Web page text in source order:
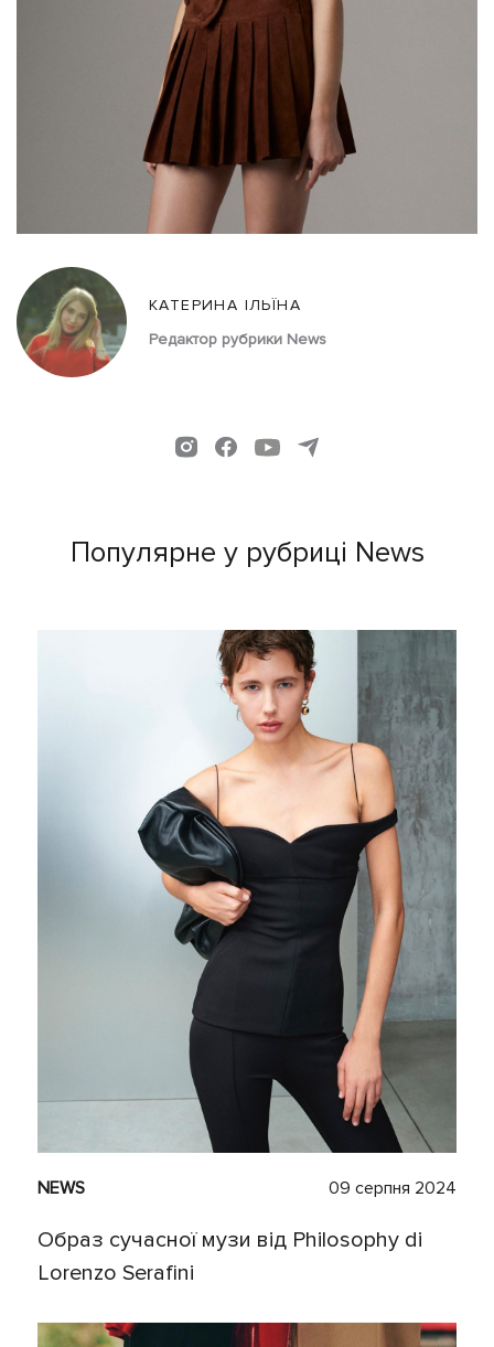
КАТЕРИНА ІЛЬЇНА
Редактор рубрики News
Популярне у рубриці News
NEWS 09 серпня 2024
Образ сучасної музи від Philosophy di
Lorenzo Serafini